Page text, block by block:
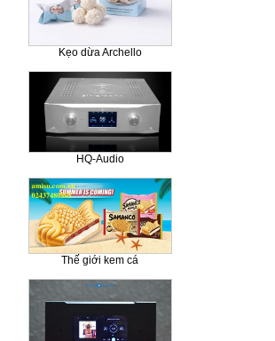
Kẹo dừa Archello
HQ-Audio
Thế giới kem cá